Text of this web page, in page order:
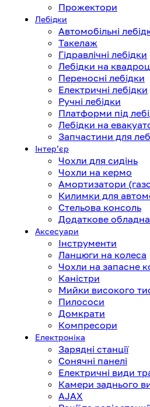
Прожектори
Лебідки
Автомобільні
Такелаж
Гідравлічні лебідки
Лебідки на
Переносні лебідки
Електричні лебідки
Ручні лебідки
Платформи під
Лебідки на
Запчастини для
Інтерʼєр
Чохли для сидінь
Чохли на кермо
Амортизатори
Килимки для
Стельова консоль
Додаткове
Аксесуари
Інструменти
Ланцюги на колеса
Чохли на запасне
Каністри
Мийки високого
Пилососи
Домкрати
Компресори
Електроніка
Зарядні станції
Сонячні панелі
Електричні види
Камери заднього
AJAX